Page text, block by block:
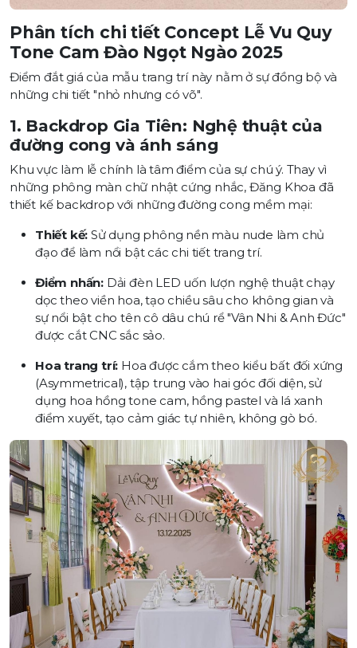
Phân tích chi tiết Concept Lễ Vu Quy
Tone Cam Đào Ngọt Ngào 2025
Điểm đắt giá của mẫu trang trí này nằm ở sự đồng bộ và
những chi tiết "nhỏ nhưng có võ".
1. Backdrop Gia Tiên: Nghệ thuật của
đường cong và ánh sáng
Khu vực làm lễ chính là tâm điểm của sự chú ý. Thay vì
những phông màn chữ nhật cứng nhắc, Đăng Khoa đã
thiết kế backdrop với những đường cong mềm mại:
Thiết kế: Sử dụng phông nền màu nude làm chủ
đạo để làm nổi bật các chi tiết trang trí.
Điểm nhấn: Dải đèn LED uốn lượn nghệ thuật chạy
dọc theo viền hoa, tạo chiều sâu cho không gian và
sự nổi bật cho tên cô dâu chú rể "Vân Nhi & Anh Đức"
được cắt CNC sắc sảo.
Hoa trang trí: Hoa được cắm theo kiểu bất đối xứng
(Asymmetrical), tập trung vào hai góc đối diện, sử
dụng hoa hồng tone cam, hồng pastel và lá xanh
điểm xuyết, tạo cảm giác tự nhiên, không gò bó.